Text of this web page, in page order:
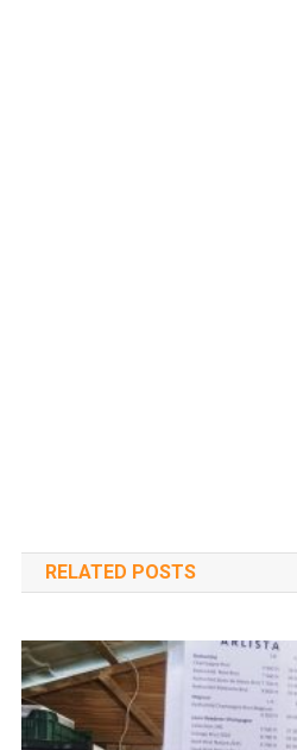
RELATED POSTS